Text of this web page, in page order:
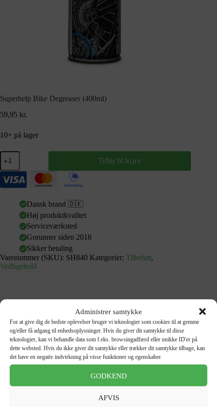
Administrer samtykke
For at give dig de bedste oplevelser bruger vi teknologier som cookies til at gemme
og/eller få adgang til enhedsoplysninger. Hvis du giver dit samtykke til disse
teknologier, kan vi behandle data som f.eks. browsingadfærd eller unikke ID'er på
dette websted. Hvis du ikke giver dit samtykke eller trækker dit samtykke tilbage, kan
det have en negativ indvirkning på visse funktioner og egenskaber.
GODKEND
AFVIS
Superhelp Bike Degreaser (400ml)
59,95 kr.
10+ på lager
Tilføj til kurv
Dansk brand 🇩🇰
Høj produktkvalitet
Serviceværksted
Gorunner siden 2018
Sikker betaling
Varenummer (SKU): SH840 Kategorier: Tilbehør,
Vedligehold
Beskrivelse
Anmeldelser (0)
Superhelp Bike Degreaser – Effektiv affedtning til cykler og el-